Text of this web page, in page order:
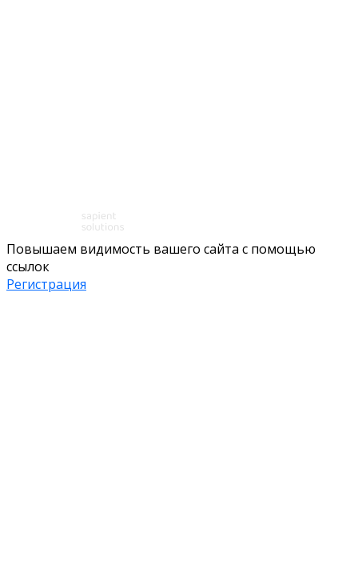
Повышаем видимость вашего сайта с помощью
ссылок
Регистрация